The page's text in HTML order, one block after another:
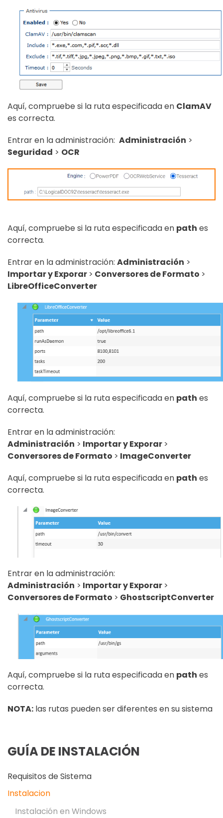
Aquí, compruebe si la ruta especificada en ClamAV
es correcta.
Entrar en la administración: Administración >
Seguridad > OCR
Aquí, compruebe si la ruta especificada en path es
correcta.
Entrar en la administración: Administración >
Importar y Exporar > Conversores de Formato >
LibreOfficeConverter
Aquí, compruebe si la ruta especificada en path es
correcta.
Entrar en la administración:
Administración > Importar y Exporar >
Conversores de Formato > ImageConverter
Aquí, compruebe si la ruta especificada en path es
correcta.
Entrar en la administración:
Administración > Importar y Exporar >
Conversores de Formato > GhostscriptConverter
Aquí, compruebe si la ruta especificada en path es
correcta.
NOTA: las rutas pueden ser diferentes en su sistema
GUÍA DE INSTALACIÓN
Requisitos de Sistema
Instalacion
Instalación en Windows